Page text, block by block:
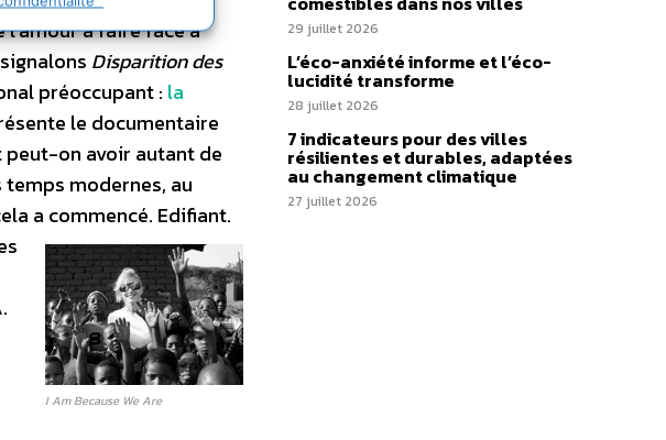
à faire face à
Disparition des
préoccupant : la
le documentaire
peut-on avoir autant de
modernes, au
a commencé. Edifiant.
I Am Because We Are
29 juillet 2026
L’éco-anxiété informe et l’éco-
lucidité transforme
28 juillet 2026
7 indicateurs pour des villes
résilientes et durables, adaptées
au changement climatique
27 juillet 2026